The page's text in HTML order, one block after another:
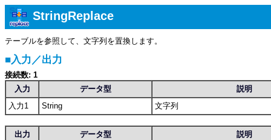
StringReplace
テーブルを参照して、文字列を置換します。
■入力／出力
接続数: 1
入力
データ型
説明
入力1
String 文字列
出力 データ型
説明